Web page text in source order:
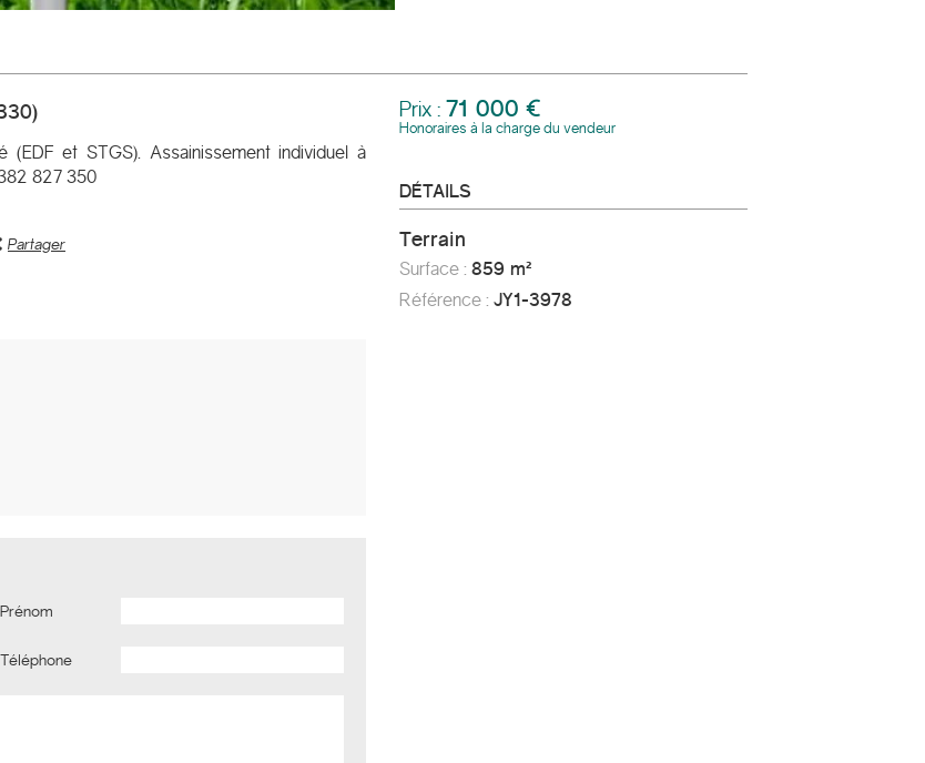
Prix : 71 000 €
Honoraires à la charge du vendeur
DÉTAILS
terrain
Surface : 859 m²
Référence : JY1-3978
)
et STGS). Assainissement individuel à
827 350
Partager
Prénom
Téléphone